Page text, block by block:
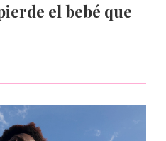
el bebé que